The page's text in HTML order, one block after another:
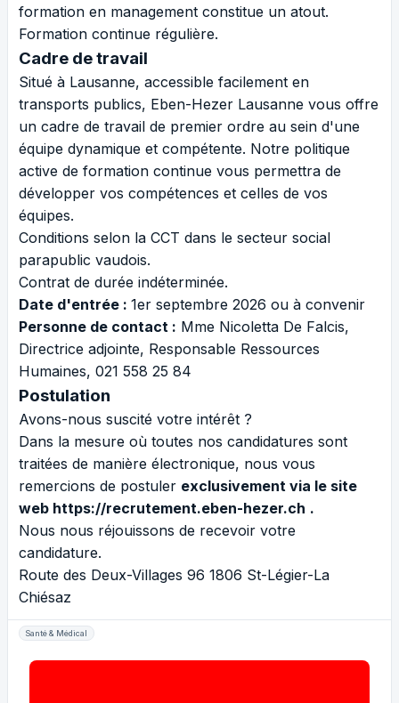
formation en management constitue un atout.
Formation continue régulière.
Cadre de travail
Situé à Lausanne, accessible facilement en
transports publics, Eben-Hezer Lausanne vous offre
un cadre de travail de premier ordre au sein d'une
équipe dynamique et compétente. Notre politique
active de formation continue vous permettra de
développer vos compétences et celles de vos
équipes.
Conditions selon la CCT dans le secteur social
parapublic vaudois.
Contrat de durée indéterminée.
Date d'entrée : 1er septembre 2026 ou à convenir
Personne de contact : Mme Nicoletta De Falcis,
Directrice adjointe, Responsable Ressources
Humaines, 021 558 25 84
Postulation
Avons-nous suscité votre intérêt ?
Dans la mesure où toutes nos candidatures sont
traitées de manière électronique, nous vous
remercions de postuler exclusivement via le site
web https://recrutement.eben-hezer.ch .
Nous nous réjouissons de recevoir votre
candidature.
Route des Deux-Villages 96 1806 St-Légier-La
Chiésaz
Santé & Médical